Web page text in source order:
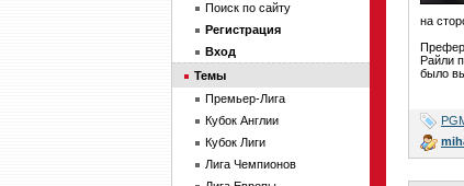
на
Райли
было
Поиск по сайту
Регистрация
Вход
Темы
Премьер-Лига
Кубок Англии
Кубок Лиги
Лига Чемпионов